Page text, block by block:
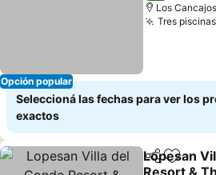
Opción popular
Los Cancajos
Tres
Seleccioná las fechas para ver los
exactos
Compartir
Añadir
Lopesan
Resort &